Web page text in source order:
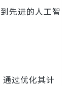
先进的人工智
过优化其计